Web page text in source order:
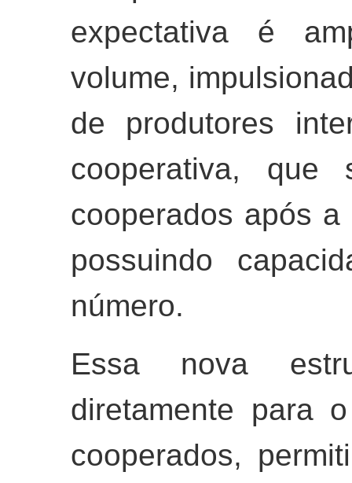
expectativa é
volume,
de produtores
cooperativa,
cooperados após
possuindo
número.
Essa nova
diretamente para
cooperados,